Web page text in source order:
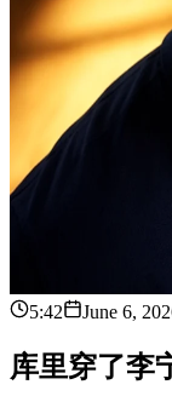
5:42 June 6,
库里穿了李